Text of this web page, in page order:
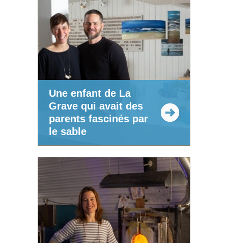
Une enfant de La
Grave qui avait des
parents fascinés par
le sable